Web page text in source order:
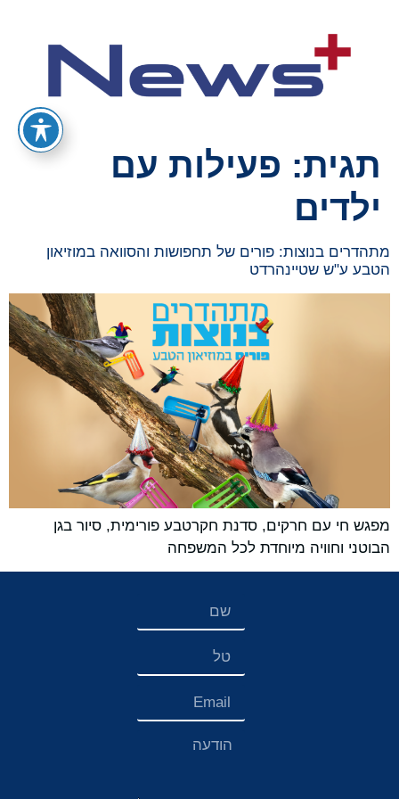
תגית: פעילות עם
ילדים
מתהדרים בנוצות: פורים של תחפושות והסוואה במוזיאון
הטבע ע"ש שטיינהרדט
מפגש חי עם חרקים, סדנת חקרטבע פורימית, סיור בגן
הבוטני וחוויה מיוחדת לכל המשפחה